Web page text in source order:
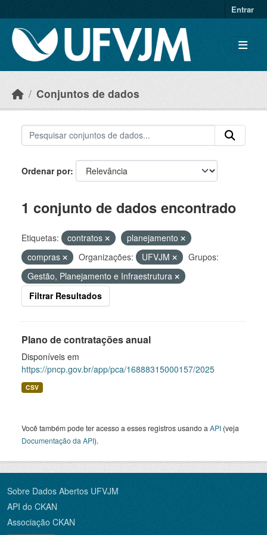
Entrar
Conjuntos de dados
Ordenar por
1 conjunto de dados encontrado
Etiquetas: contratos
planejamento
compras
Organizações: UFVJM
Grupos:
Gestão, Planejamento e Infraestrutura
Filtrar Resultados
Plano de contratações anual
Disponíveis em
https://pncp.gov.br/app/pca/16888315000157/2025
CSV
Você também pode ter acesso a esses registros usando a API (veja
Documentação da API).
Sobre Dados Abertos UFVJM
API do CKAN
Associação CKAN